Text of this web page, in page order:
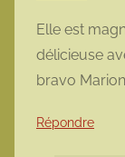
Elle est
délicieuse
bravo
Répondre